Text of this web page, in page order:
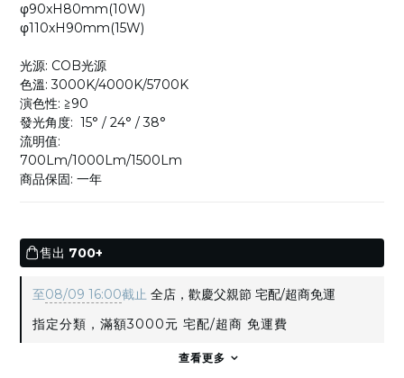
φ90xH80mm(10W)
φ110xH90mm(15W)
光源: COB光源
色溫: 3000K/4000K/5700K
演色性: ≧90
發光角度:  15° / 24° / 38°
流明值:
700Lm/1000Lm/1500Lm
商品保固: 一年
售出 700+
至08/09 16:00截止 全店，歡慶父親節 宅配/超商免運
指定分類，滿額3000元 宅配/超商 免運費
查看更多